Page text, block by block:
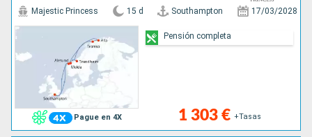
Pague en 4X
Majestic Princess 15 d Southampton 17/03/2028
1 303 € +Tasas
Pensión completa